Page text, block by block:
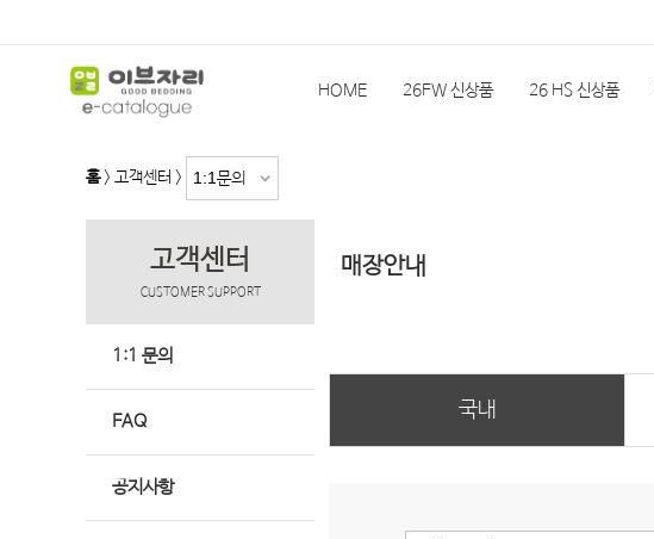
HOME 26FW 신상품 26 HS 신상품
고객센터
CUSTOMER SUPPORT
1:1 문의
FAQ
공지사항
홈> 고객센터 >
매장안내
국내